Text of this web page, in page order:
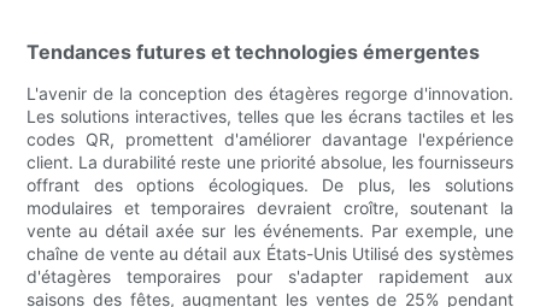
Tendances futures et technologies émergentes
L'avenir de la conception des étagères regorge d'innovation.
Les solutions interactives, telles que les écrans tactiles et les
codes QR, promettent d'améliorer davantage l'expérience
client. La durabilité reste une priorité absolue, les fournisseurs
offrant des options écologiques. De plus, les solutions
modulaires et temporaires devraient croître, soutenant la
vente au détail axée sur les événements. Par exemple, une
chaîne de vente au détail aux États-Unis Utilisé des systèmes
d'étagères temporaires pour s'adapter rapidement aux
saisons des fêtes, augmentant les ventes de 25% pendant